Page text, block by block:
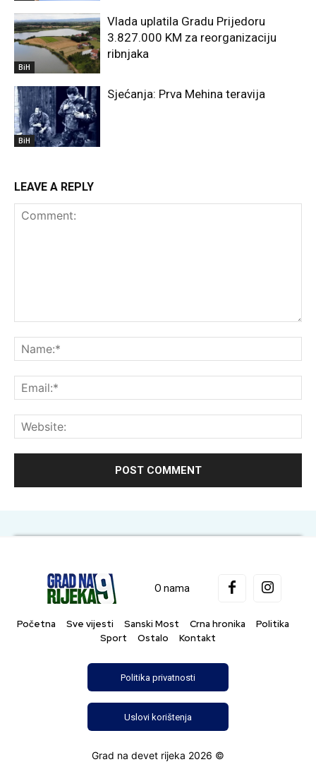
BiH
Vlada uplatila Gradu Prijedoru
3.827.000 KM za reorganizaciju
ribnjaka
BiH
Sjećanja: Prva Mehina teravija
LEAVE A REPLY
O nama
Početna Sve vijesti Sanski Most Crna hronika
Politika
Sport
Ostalo Kontakt
Politika privatnosti
Uslovi korištenja
Grad na devet rijeka 2026 ©